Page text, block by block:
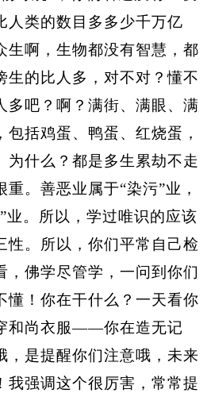
人类的数目多多少千万亿
生啊，生物都没有智慧，都
生的比人多，对不对？懂不
多吧？啊？满街、满眼、满
括鸡蛋、鸭蛋、红烧蛋，
为什么？都是多生累劫不走
。善恶业属于“染污”业，
业。所以，学过唯识的应该
性。所以，你们平常自己检
，佛学尽管学，一问到你们
懂！你在干什么？一天看你
和尚衣服——你在造无记
，是提醒你们注意哦，未来
我强调这个很厉害，常常提